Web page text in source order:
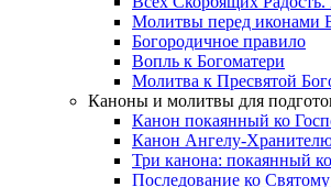
Молитвы перед иконами
Богородичное правило
Вопль к Богоматери
Молитва к Пресвятой
Каноны и молитвы для
Канон покаянный ко
Канон Ангелу-
Три канона: покаянный
Последование ко